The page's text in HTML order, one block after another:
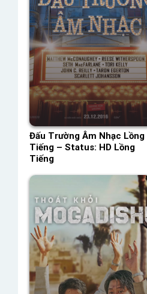
Đấu Trường Âm Nhạc Lồng
Tiếng – Status: HD Lồng
Tiếng